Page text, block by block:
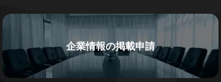
企業情報の掲載申請